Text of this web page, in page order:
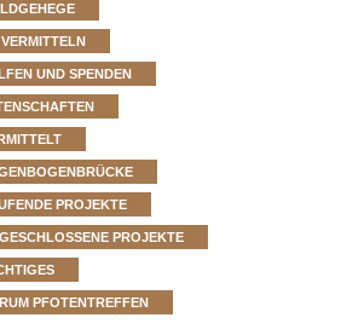
UND SPENDEN
PROJEKTE
PROJEKTE
PFOTENTREFFEN